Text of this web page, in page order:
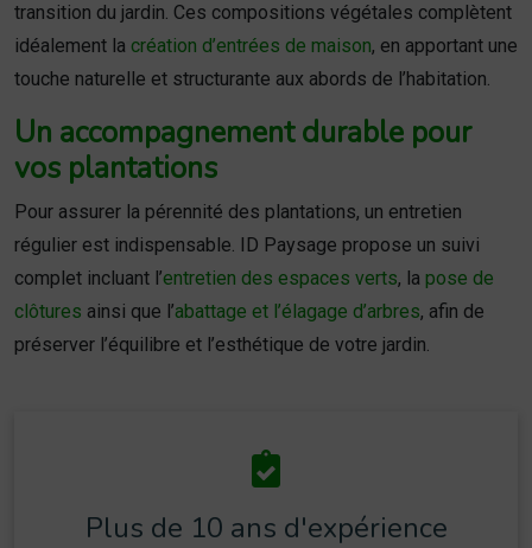
transition du jardin. Ces compositions végétales complètent
idéalement la création d’entrées de maison, en apportant une
touche naturelle et structurante aux abords de l’habitation.
Un accompagnement durable pour
vos plantations
Pour assurer la pérennité des plantations, un entretien
régulier est indispensable. ID Paysage propose un suivi
complet incluant l’entretien des espaces verts, la pose de
clôtures ainsi que l’abattage et l’élagage d’arbres, afin de
préserver l’équilibre et l’esthétique de votre jardin.
Plus de 10 ans d'expérience